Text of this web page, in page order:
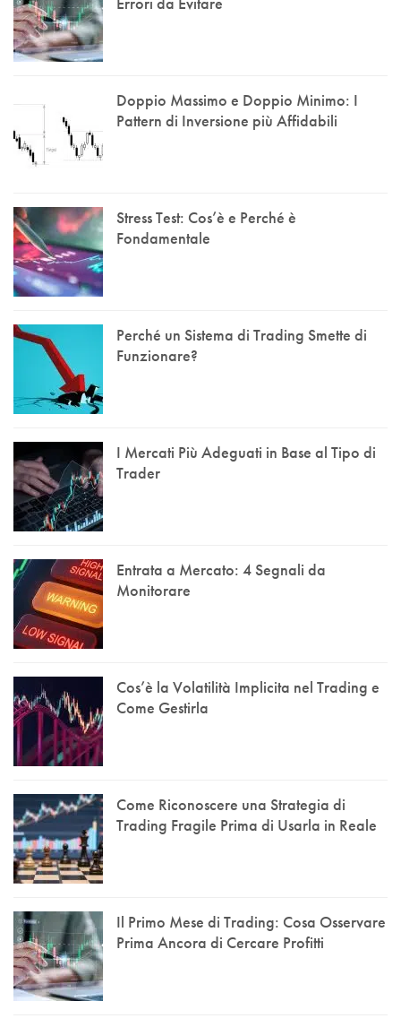
Doppio Massimo e Doppio Minimo: I
Pattern di Inversione più Affidabili
Stress Test: Cos’è e Perché è
Fondamentale
Perché un Sistema di Trading Smette di
Funzionare?
I Mercati Più Adeguati in Base al Tipo di
Trader
Entrata a Mercato: 4 Segnali da
Monitorare
Cos’è la Volatilità Implicita nel Trading e
Come Gestirla
Come Riconoscere una Strategia di
Trading Fragile Prima di Usarla in Reale
Il Primo Mese di Trading: Cosa Osservare
Prima Ancora di Cercare Profitti